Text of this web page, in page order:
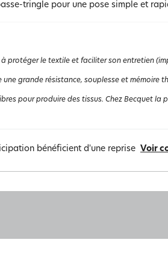
tringle pour une pose simple et
protéger le textile et faciliter son entretien
grande résistance, souplesse et mémoire
pour produire des tissus. Chez Becquet la
bénéficient d'une reprise Voir